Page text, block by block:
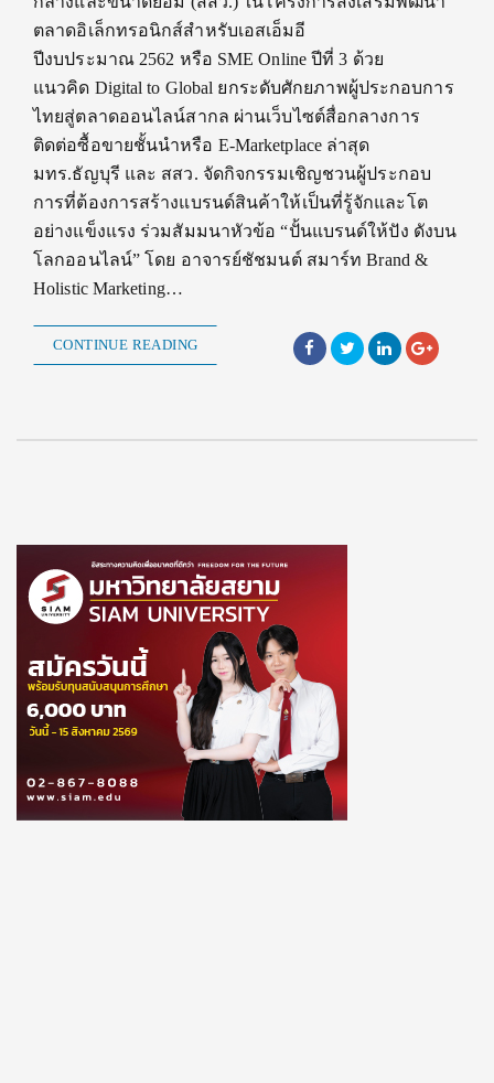
ตลาดอิเล็กทรอนิกส์สำหรับเอสเอ็มอี
ปีงบประมาณ 2562 หรือ SME Online ปีที่ 3 ด้วย
แนวคิด Digital to Global ยกระดับศักยภาพผู้ประกอบการ
ไทยสู่ตลาดออนไลน์สากล ผ่านเว็บไซต์สื่อกลางการ
ติดต่อซื้อขายชั้นนำหรือ E-Marketplace ล่าสุด
มทร.ธัญบุรี และ สสว. จัดกิจกรรมเชิญชวนผู้ประกอบ
การที่ต้องการสร้างแบรนด์สินค้าให้เป็นที่รู้จักและโต
อย่างแข็งแรง ร่วมสัมมนาหัวข้อ “ปั้นแบรนด์ให้ปัง ดังบน
โลกออนไลน์” โดย อาจารย์ชัชมนต์ สมาร์ท Brand &
Holistic Marketing…
CONTINUE READING